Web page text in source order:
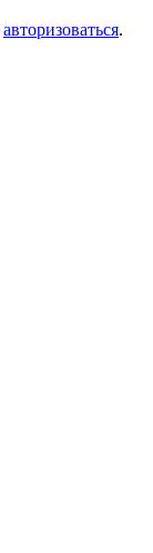
авторизоваться.